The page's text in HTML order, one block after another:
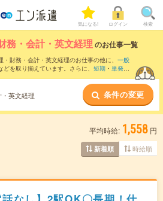
気になる! ログイン 検索
務・会計・英文経理 のお仕事一覧
財務・会計・英文経理のお仕事の他に、 一般
どを取り揃えています。さらに、 短期 ・ 単発な
英文経理 条件の変更
平均時給: 1,558 円
新着順 時給順